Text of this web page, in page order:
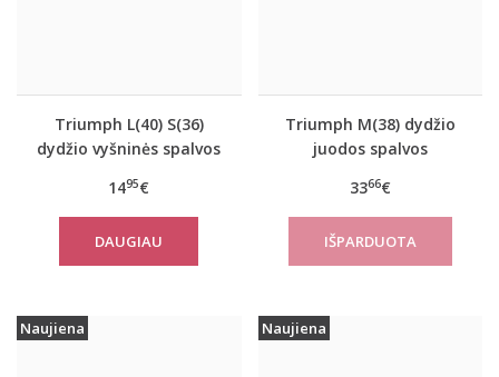
Triumph L(40) S(36)
dydžio vyšninės spalvos
EverNew SH01
1495€
DAUGIAU
Triumph M(38) dydžio
juodos spalvos
marškinėliai women
move FLOW Tank Top
3366€
Naujiena Naujiena